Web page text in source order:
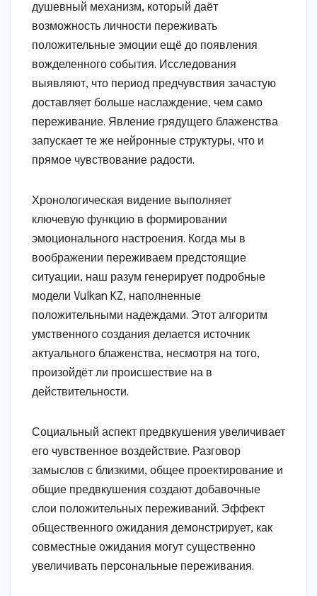
душевный механизм, который даёт
возможность личности переживать
положительные эмоции ещё до появления
вожделенного события. Исследования
выявляют, что период предчувствия зачастую
доставляет больше наслаждение, чем само
переживание. Явление грядущего блаженства
запускает те же нейронные структуры, что и
прямое чувствование радости.
Хронологическая видение выполняет
ключевую функцию в формировании
эмоционального настроения. Когда мы в
воображении переживаем предстоящие
ситуации, наш разум генерирует подробные
модели Vulkan KZ, наполненные
положительными надеждами. Этот алгоритм
умственного создания делается источник
актуального блаженства, несмотря на того,
произойдёт ли происшествие на в
действительности.
Социальный аспект предвкушения увеличивает
его чувственное воздействие. Разговор
замыслов с близкими, общее проектирование и
общие предвкушения создают добавочные
слои положительных переживаний. Эффект
общественного ожидания демонстрирует, как
совместные ожидания могут существенно
увеличивать персональные переживания.